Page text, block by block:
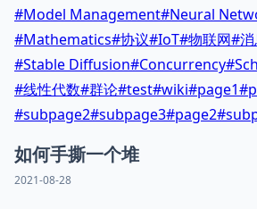
#Model Management#Neural
#Mathematics#协议#IoT#物联网#
#Stable Diffusion#Concurrency#
#线性代数#群论#test#wiki#page1#
#subpage2#subpage3#page2#
如何手撕一个堆
2021-08-28